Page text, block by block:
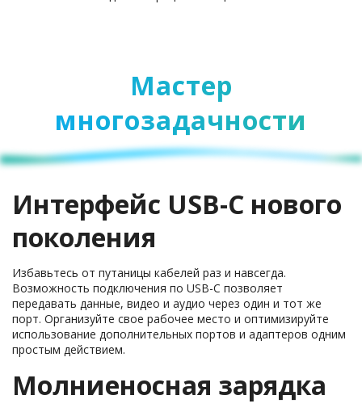
Мастер
многозадачности
Интерфейс USB-C нового
поколения
Избавьтесь от путаницы кабелей раз и навсегда.
Возможность подключения по USB-C позволяет
передавать данные, видео и аудио через один и тот же
порт. Организуйте свое рабочее место и оптимизируйте
использование дополнительных портов и адаптеров одним
простым действием.
Молниеносная зарядка